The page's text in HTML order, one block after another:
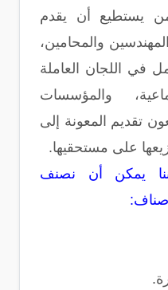
يستطيع أن يقدم
والمحامين،
في اللجان العاملة
والمؤسسات
تقديم المعونة إلى
على مستحقيها.
يمكن أن نصنف